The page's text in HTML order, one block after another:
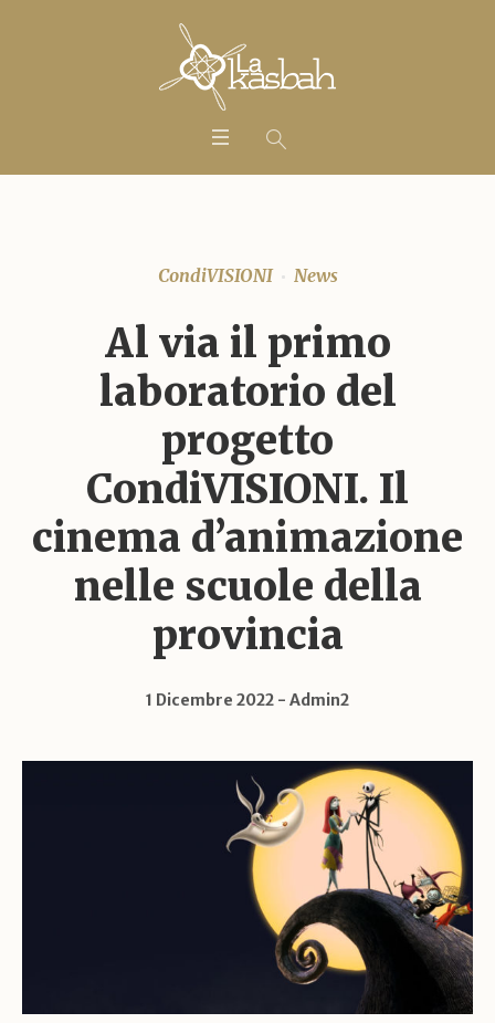
CondiVISIONI News
Al via il primo
laboratorio del
progetto
CondiVISIONI. Il
cinema d’animazione
nelle scuole della
provincia
1 Dicembre 2022 Admin2